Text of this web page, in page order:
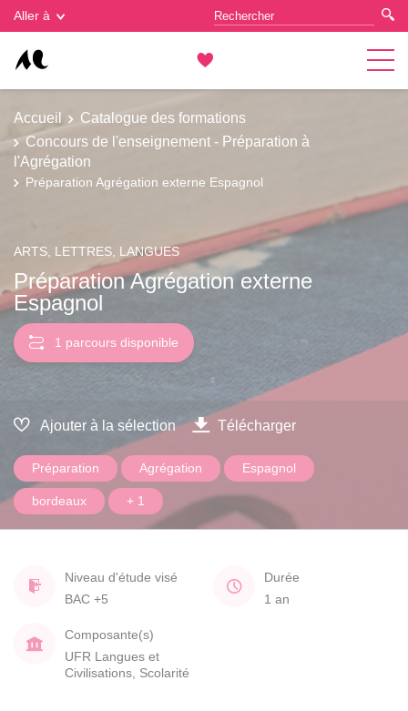
Aller à
Accueil
Catalogue des formations
Concours de l'enseignement - Préparation à
l'Agrégation
Préparation Agrégation externe Espagnol
ARTS, LETTRES, LANGUES
Préparation Agrégation externe
Espagnol
1 parcours disponible
Ajouter à la sélection Télécharger
Préparation Agrégation Espagnol
bordeaux + 1
Niveau d'étude visé
BAC +5
Durée
1 an
Composante(s)
UFR Langues et
Civilisations, Scolarité
Gestion des cookies